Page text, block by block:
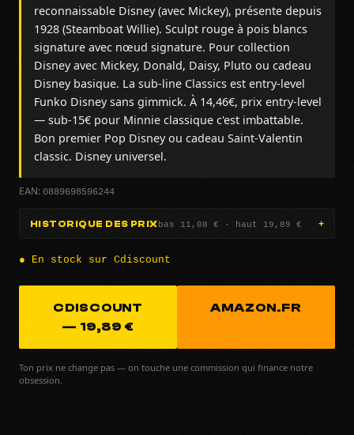
reconnaissable Disney (avec Mickey), présente depuis
1928 (Steamboat Willie). Sculpt rouge à pois blancs
signature avec nœud signature. Pour collection
Disney avec Mickey, Donald, Daisy, Pluto ou cadeau
Disney basique. La sub-line Classics est entry-level
Funko Disney sans gimmick. À 14,46€, prix entry-level
— sub-15€ pour Minnie classique c'est imbattable.
Bon premier Pop Disney ou cadeau Saint-Valentin
classic. Disney universel.
EAN: 0889698596244
HISTORIQUE DES PRIXbas 11,08 € · haut 19,89 €
● En stock sur Cdiscount
CDISCOUNT
— 19,89 €
AMAZON.FR
Ton prix ne change pas — on touche une commission qui finance notre
obsession.